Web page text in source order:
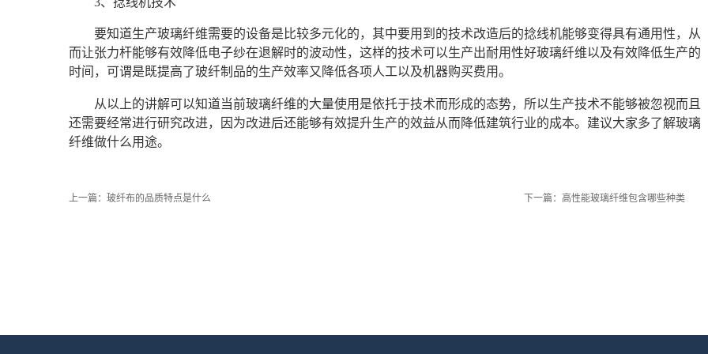
要知道生产玻璃纤维需要的设备是比较多元化的，其中要用到的技术改造后的捻线机能够变得具有通用性，从
而让张力杆能够有效降低电子纱在退解时的波动性，这样的技术可以生产出耐用性好玻璃纤维以及有效降低生产的
时间，可谓是既提高了玻纤制品的生产效率又降低各项人工以及机器购买费用。
从以上的讲解可以知道当前玻璃纤维的大量使用是依托于技术而形成的态势，所以生产技术不能够被忽视而且
还需要经常进行研究改进，因为改进后还能够有效提升生产的效益从而降低建筑行业的成本。建议大家多了解玻璃
纤维做什么用途。
上一篇： 玻纤布的品质特点是什么 下一篇： 高性能玻璃纤维包含哪些种类